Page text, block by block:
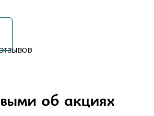
об акциях